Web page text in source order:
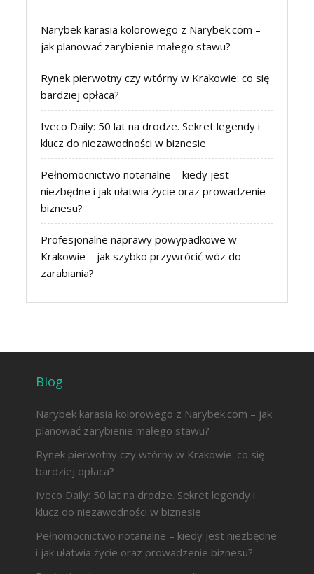
Narybek karasia kolorowego z Narybek.com –
jak planować zarybienie małego stawu?
Rynek pierwotny czy wtórny w Krakowie: co się
bardziej opłaca?
Iveco Daily: 50 lat na drodze. Sekret legendy i
klucz do niezawodności w biznesie
Pełnomocnictwo notarialne – kiedy jest
niezbędne i jak ułatwia życie oraz prowadzenie
biznesu?
Profesjonalne naprawy powypadkowe w
Krakowie – jak szybko przywrócić wóz do
zarabiania?
Blog
Narybek karasia kolorowego z Narybek.com – jak
planować zarybienie małego stawu?
Rynek pierwotny czy wtórny w Krakowie: co się
bardziej opłaca?
Iveco Daily: 50 lat na drodze. Sekret legendy i
klucz do niezawodności w biznesie
Pełnomocnictwo notarialne – kiedy jest niezbędne
i jak ułatwia życie oraz prowadzenie biznesu?